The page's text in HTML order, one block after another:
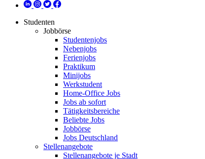
Studenten
Jobbörse
Studentenjobs
Nebenjobs
Ferienjobs
Praktikum
Minijobs
Werkstudent
Home-Office Jobs
Jobs ab sofort
Tätigkeitsbereiche
Beliebte Jobs
Jobbörse
Jobs Deutschland
Stellenangebote
Stellenangebote je Stadt